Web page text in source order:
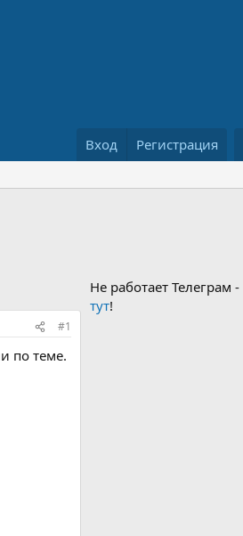
Вход Регистрация
#1
по теме.
Не работает Телеграм -
тут!